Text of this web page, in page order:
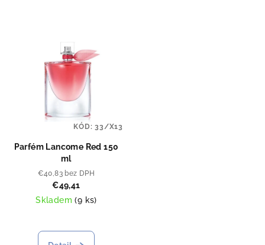
Parfém Lancome Red 150
ml
€40,83 bez DPH
€49,41
Skladem(9 ks)
KÓD:33/X13